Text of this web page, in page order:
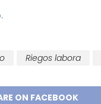
.
Riegos labora
ON FACEBOOK